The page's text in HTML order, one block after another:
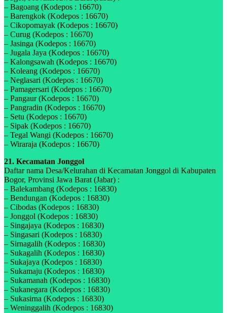
– Bagoang (Kodepos : 16670)
– Barengkok (Kodepos : 16670)
– Cikopomayak (Kodepos : 16670)
– Curug (Kodepos : 16670)
– Jasinga (Kodepos : 16670)
– Jugala Jaya (Kodepos : 16670)
– Kalongsawah (Kodepos : 16670)
– Koleang (Kodepos : 16670)
– Neglasari (Kodepos : 16670)
– Pamagersari (Kodepos : 16670)
– Pangaur (Kodepos : 16670)
– Pangradin (Kodepos : 16670)
– Setu (Kodepos : 16670)
– Sipak (Kodepos : 16670)
– Tegal Wangi (Kodepos : 16670)
– Wiraraja (Kodepos : 16670)
21. Kecamatan Jonggol
Daftar nama Desa/Kelurahan di Kecamatan Jonggol di Kabupaten
Bogor, Provinsi Jawa Barat (Jabar) :
– Balekambang (Kodepos : 16830)
– Bendungan (Kodepos : 16830)
– Cibodas (Kodepos : 16830)
– Jonggol (Kodepos : 16830)
– Singajaya (Kodepos : 16830)
– Singasari (Kodepos : 16830)
– Sirnagalih (Kodepos : 16830)
– Sukagalih (Kodepos : 16830)
– Sukajaya (Kodepos : 16830)
– Sukamaju (Kodepos : 16830)
– Sukamanah (Kodepos : 16830)
– Sukanegara (Kodepos : 16830)
– Sukasirna (Kodepos : 16830)
– Weninggalih (Kodepos : 16830)